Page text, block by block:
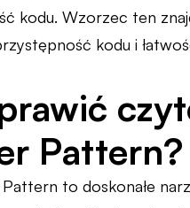
kodu. Wzorzec ten
kodu i
Pattern?
to doskonałe